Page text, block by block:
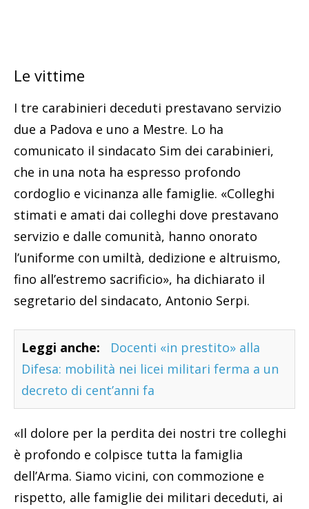
Le vittime
I tre carabinieri deceduti prestavano servizio
due a Padova e uno a Mestre. Lo ha
comunicato il sindacato Sim dei carabinieri,
che in una nota ha espresso profondo
cordoglio e vicinanza alle famiglie. «Colleghi
stimati e amati dai colleghi dove prestavano
servizio e dalle comunità, hanno onorato
l’uniforme con umiltà, dedizione e altruismo,
fino all’estremo sacrificio», ha dichiarato il
segretario del sindacato, Antonio Serpi.
Leggi anche:
Docenti «in prestito» alla
Difesa: mobilità nei licei militari ferma a un
decreto di cent’anni fa
«Il dolore per la perdita dei nostri tre colleghi
è profondo e colpisce tutta la famiglia
dell’Arma. Siamo vicini, con commozione e
rispetto, alle famiglie dei militari deceduti, ai